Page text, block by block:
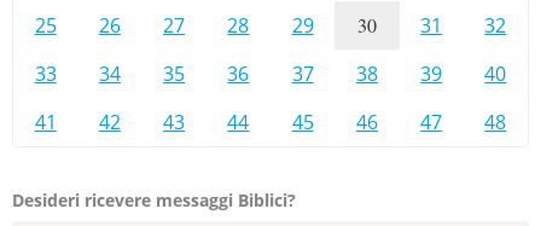
25
26 27 28 29 30 31
32
33
34 35 36 37 38 39
40
41
42 43 44 45 46 47 48
Desideri ricevere messaggi Biblici?